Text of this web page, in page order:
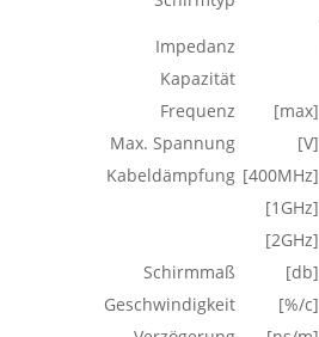
Impedanz
Kapazität
Frequenz
[max]
Max. Spannung
[V]
Kabeldämpfung [400MHz]
[1GHz]
[2GHz]
Schirmmaß
[db]
Geschwindigkeit
[%/c]